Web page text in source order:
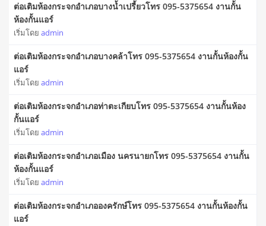
ต่อเติมห้องกระจกอำเภอบางน้ำเปรี้ยวโทร 095-5375654 งานกั้น
ห้องกั้นแอร์
เริ่มโดย admin
ต่อเติมห้องกระจกอำเภอบางคล้าโทร 095-5375654 งานกั้นห้องกั้น
แอร์
เริ่มโดย admin
ต่อเติมห้องกระจกอำเภอท่าตะเกียบโทร 095-5375654 งานกั้นห้อง
กั้นแอร์
เริ่มโดย admin
ต่อเติมห้องกระจกอำเภอเมือง นครนายกโทร 095-5375654 งานกั้น
ห้องกั้นแอร์
เริ่มโดย admin
ต่อเติมห้องกระจกอำเภอองครักษ์โทร 095-5375654 งานกั้นห้องกั้น
แอร์